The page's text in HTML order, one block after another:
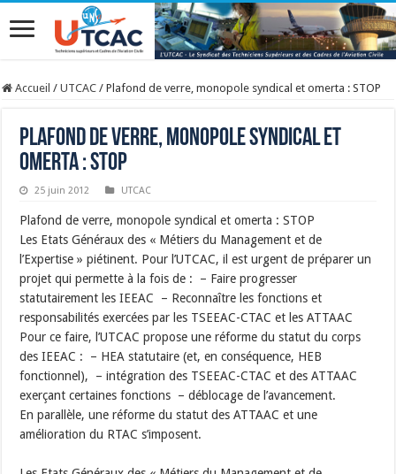
Accueil / UTCAC / Plafond de verre, monopole syndical et omerta : STOP
Plafond de verre, monopole syndical et
omerta : STOP
25 juin 2012 UTCAC
Plafond de verre, monopole syndical et omerta : STOP
Les Etats Généraux des « Métiers du Management et de
l’Expertise » piétinent. Pour l’UTCAC, il est urgent de préparer un
projet qui permette à la fois de : – Faire progresser
statutairement les IEEAC – Reconnaître les fonctions et
responsabilités exercées par les TSEEAC-CTAC et les ATTAAC
Pour ce faire, l’UTCAC propose une réforme du statut du corps
des IEEAC : – HEA statutaire (et, en conséquence, HEB
fonctionnel), – intégration des TSEEAC-CTAC et des ATTAAC
exerçant certaines fonctions – déblocage de l’avancement.
En parallèle, une réforme du statut des ATTAAC et une
amélioration du RTAC s’imposent.